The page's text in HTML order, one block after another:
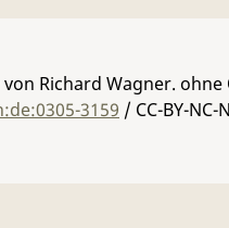
Richard Wagner. ohne
3159 / CC-BY-NC-